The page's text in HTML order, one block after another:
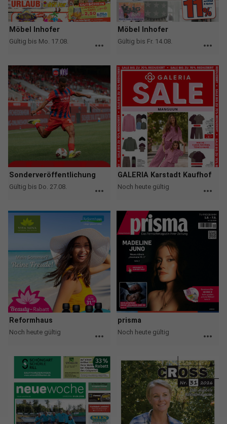
Möbel Inhofer
Gültig bis Mo. 17.08. more_horiz
Möbel Inhofer
Gültig bis Fr. 14.08. more_horiz
Sonderveröffentlichung
Gültig bis Do. 27.08. more_horiz
GALERIA Karstadt Kaufhof
Noch heute gültig more_horiz
Reformhaus
Noch heute gültig more_horiz
prisma
Noch heute gültig more_horiz